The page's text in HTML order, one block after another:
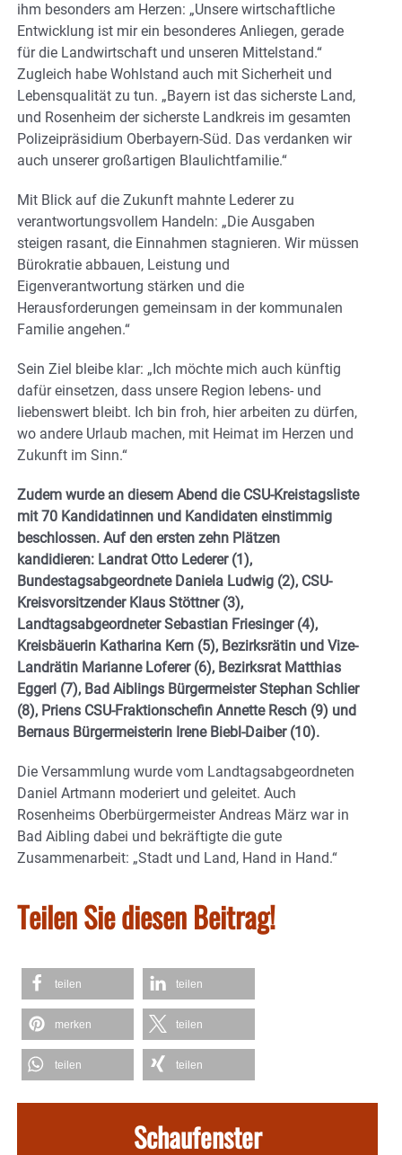
ihm besonders am Herzen: „Unsere wirtschaftliche
Entwicklung ist mir ein besonderes Anliegen, gerade
für die Landwirtschaft und unseren Mittelstand.“
Zugleich habe Wohlstand auch mit Sicherheit und
Lebensqualität zu tun. „Bayern ist das sicherste Land,
und Rosenheim der sicherste Landkreis im gesamten
Polizeipräsidium Oberbayern-Süd. Das verdanken wir
auch unserer großartigen Blaulichtfamilie.“
Mit Blick auf die Zukunft mahnte Lederer zu
verantwortungsvollem Handeln: „Die Ausgaben
steigen rasant, die Einnahmen stagnieren. Wir müssen
Bürokratie abbauen, Leistung und
Eigenverantwortung stärken und die
Herausforderungen gemeinsam in der kommunalen
Familie angehen.“
Sein Ziel bleibe klar: „Ich möchte mich auch künftig
dafür einsetzen, dass unsere Region lebens- und
liebenswert bleibt. Ich bin froh, hier arbeiten zu dürfen,
wo andere Urlaub machen, mit Heimat im Herzen und
Zukunft im Sinn.“
Zudem wurde an diesem Abend die CSU-Kreistagsliste
mit 70 Kandidatinnen und Kandidaten einstimmig
beschlossen. Auf den ersten zehn Plätzen
kandidieren: Landrat Otto Lederer (1),
Bundestagsabgeordnete Daniela Ludwig (2), CSU-
Kreisvorsitzender Klaus Stöttner (3),
Landtagsabgeordneter Sebastian Friesinger (4),
Kreisbäuerin Katharina Kern (5), Bezirksrätin und Vize-
Landrätin Marianne Loferer (6), Bezirksrat Matthias
Eggerl (7), Bad Aiblings Bürgermeister Stephan Schlier
(8), Priens CSU-Fraktionschefin Annette Resch (9) und
Bernaus Bürgermeisterin Irene Biebl-Daiber (10).
Die Versammlung wurde vom Landtagsabgeordneten
Daniel Artmann moderiert und geleitet. Auch
Rosenheims Oberbürgermeister Andreas März war in
Bad Aibling dabei und bekräftigte die gute
Zusammenarbeit: „Stadt und Land, Hand in Hand.“
Teilen Sie diesen Beitrag!
teilen teilen
merken teilen
teilen teilen
Schaufenster